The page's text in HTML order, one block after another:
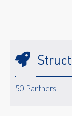
50 Partners